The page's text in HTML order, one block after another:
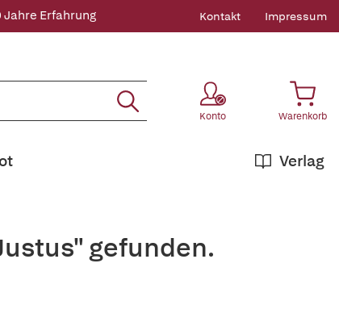
Jahre Erfahrung Kontakt Impressum
Konto Warenkorb
Verlag
gefunden.